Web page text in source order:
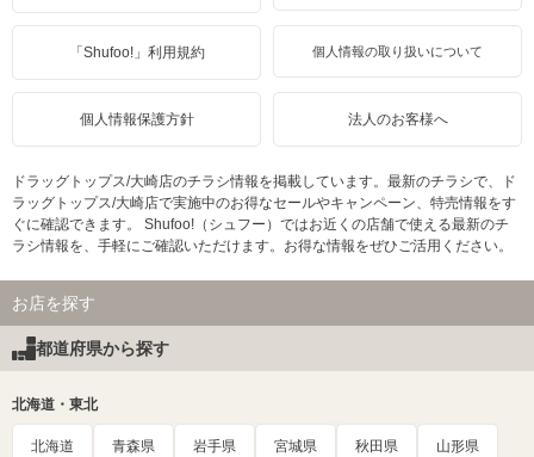
「Shufoo!」利用規約 個人情報の取り扱いについて
個人情報保護方針 法人のお客様へ
ドラッグトップス/大崎店のチラシ情報を掲載しています。最新のチラシで、ド
ラッグトップス/大崎店で実施中のお得なセールやキャンペーン、特売情報をす
ぐに確認できます。 Shufoo!（シュフー）ではお近くの店舗で使える最新のチ
ラシ情報を、手軽にご確認いただけます。お得な情報をぜひご活用ください。
お店を探す
都道府県から探す
北海道・東北
北海道 青森県 岩手県 宮城県 秋田県 山形県